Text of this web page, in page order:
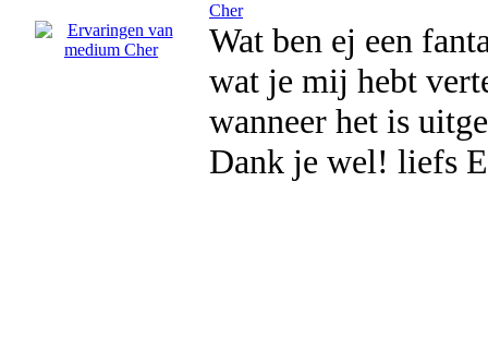
Cher
Wat ben ej een
wat je mij hebt
wanneer het is
Dank je wel! liefs